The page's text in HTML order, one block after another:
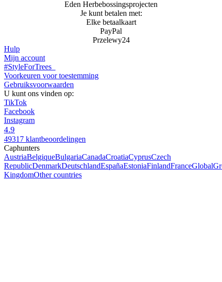
Eden Herbebossingsprojecten
Je kunt betalen met:
Elke betaalkaart
PayPal
Przelewy24
Hulp
Mijn account
#StyleForTrees
Voorkeuren voor toestemming
Gebruiksvoorwaarden
U kunt ons vinden op:
TikTok
Facebook
Instagram
4.9
49317 klantbeoordelingen
Caphunters
AustriaBelgiqueBulgariaCanadaCroatiaCyprusCzech
RepublicDenmarkDeutschlandEspañaEstoniaFinlandFranceGlobal
KingdomOther countries